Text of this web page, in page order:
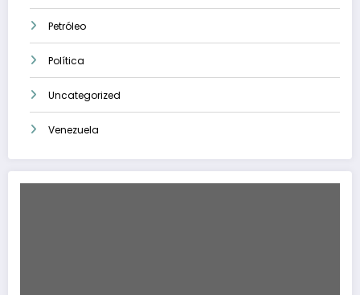
Petróleo
Política
Uncategorized
Venezuela